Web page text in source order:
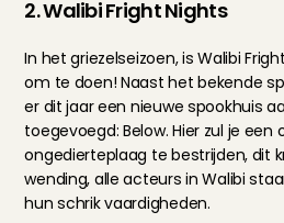
2. Walibi Fright Nights
In het griezelseizoen, is Walibi
om te doen! Naast het bekende
er dit jaar een nieuwe spookhuis
toegevoegd: Below. Hier zul je
ongedierteplaag te bestrijden, dit
wending, alle acteurs in Walibi
hun schrik vaardigheden.